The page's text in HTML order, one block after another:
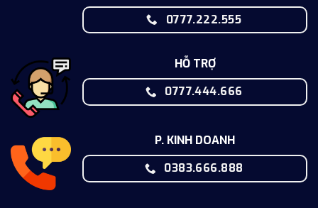
0777.222.555
HỖ TRỢ
0777.444.666
P. KINH DOANH
0383.666.888